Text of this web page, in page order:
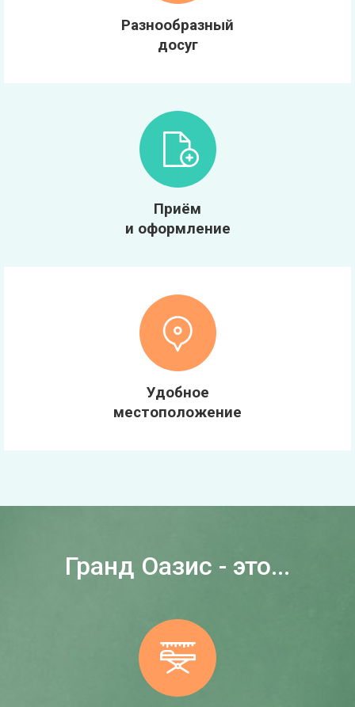
Разнообразный
досуг
Приём
и оформление
Удобное
местоположение
Гранд Оазис - это...